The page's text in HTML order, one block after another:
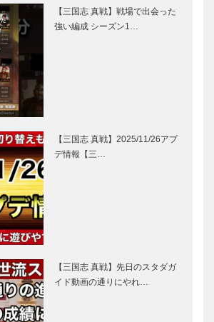
【三国志 真戦】戦場で出会った
強い編成 シーズン1…
【三国志 真戦】2025/11/26アプ
デ情報【三…
【三国志 真戦】先日のスタダガ
イド動画の通りにやれ…